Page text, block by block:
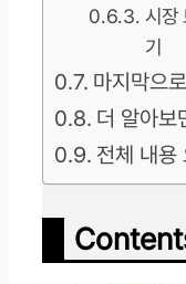
시장
기
마지막으
더 알아보
전체 내용